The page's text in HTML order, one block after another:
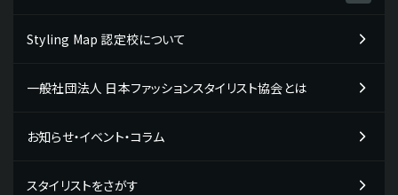
テストチェック・コミュニケーションタイプ
検定の受検申し込み・受検の流れ
Styling Map活用事例一覧
企業の活用事例
学校の活用事例
Styling Map 認定校について
一般社団法人 日本ファッションスタイリスト協会とは
お知らせ・イベント・コラム
スタイリストをさがす